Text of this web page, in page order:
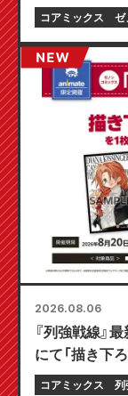
コアミックス ゼ
2026.08.06
『列強戦線』
にて「描き下
定フェアが8
コアミックス 列